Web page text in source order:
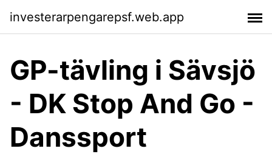
investerarpengarepsf.web.app
GP-tävling i Sävsjö
- DK Stop And Go -
Danssport